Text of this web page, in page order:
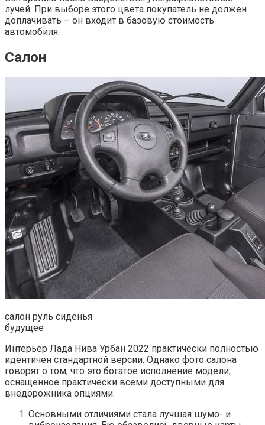
лучей. При выборе этого цвета покупатель не должен
доплачивать – он входит в базовую стоимость
автомобиля.
Салон
салон руль сиденья
будущее
Интерьер Лада Нива Урбан 2022 практически полностью
идентичен стандартной версии. Однако фото салона
говорят о том, что это богатое исполнение модели,
оснащенное практически всеми доступными для
внедорожника опциями.
Основными отличиями стала лучшая шумо- и